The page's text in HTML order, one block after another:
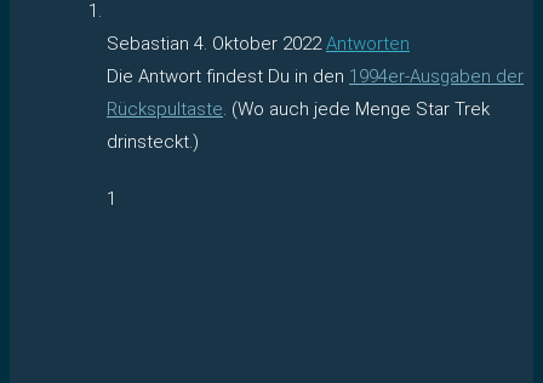
Sebastian 4. Oktober 2022 Antworten
Die Antwort findest Du in den 1994er-Ausgaben der
Rückspultaste. (Wo auch jede Menge Star Trek
drinsteckt.)
1